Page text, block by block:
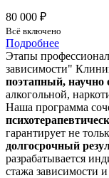
80 000 ₽
Всё включено
Подробнее
Этапы
зависимости"
поэтапный, научно
алкогольной,
Наша программа
гарантирует не
долгосрочный
разрабатывается
стажа зависимости